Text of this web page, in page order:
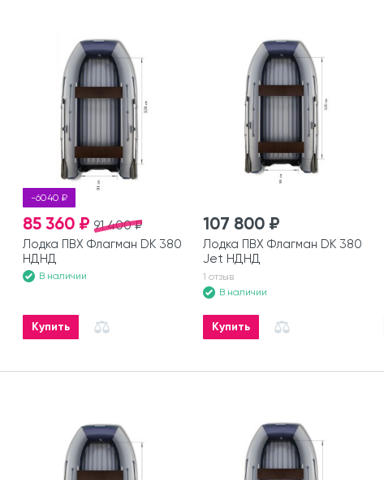
-6040 ₽
91 400 ₽
85 360 ₽
Лодка ПВХ Флагман DK 380
НДНД
В наличии
Купить
107 800 ₽
Лодка ПВХ Флагман DK 380
Jet НДНД
1 отзыв
В наличии
Купить